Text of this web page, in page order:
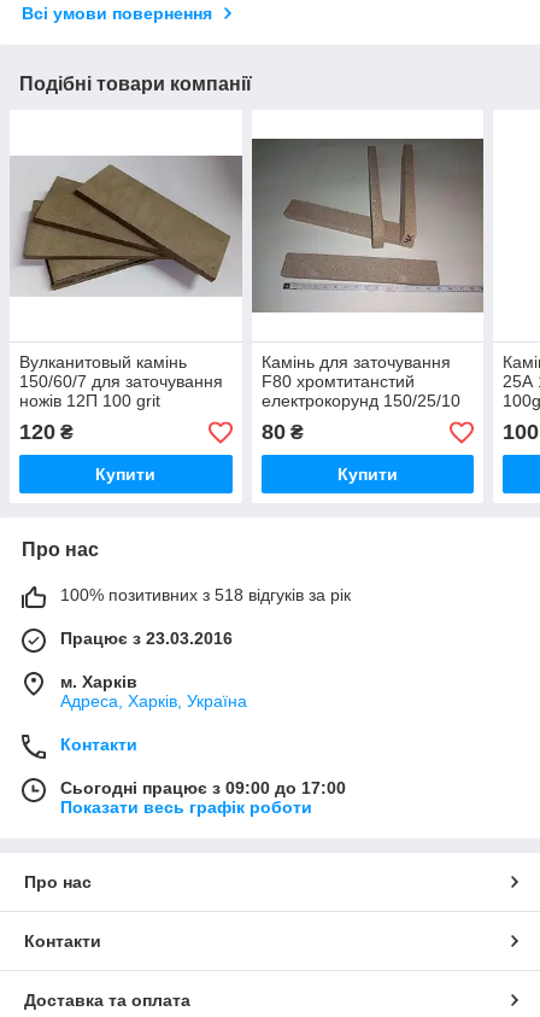
Всі умови повернення
Подібні товари компанії
Вулканитовый камінь
150/60/7 для заточування
ножів 12П 100 grit
120 ₴
Купити
Камінь для заточування
F80 хромтитанстий
електрокорунд 150/25/10
80₴
Купити
25А
100
Про нас
100% позитивних з 518 відгуків за рік
Працює з 23.03.2016
м. Харків
Адреса, Харків, Україна
Контакти
Сьогодні працює з 09:00 до 17:00
Показати весь графік роботи
Про нас
Контакти
Доставка та оплата